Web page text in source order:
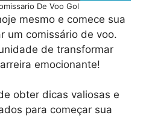
De Voo Gol
mesmo e comece sua
um comissário de voo.
de transformar
emocionante!
obter dicas valiosas e
para começar sua